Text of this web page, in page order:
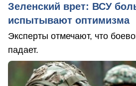
Зеленский врет: ВСУ
испытывают оптимизма
Эксперты отмечают, что
падает.